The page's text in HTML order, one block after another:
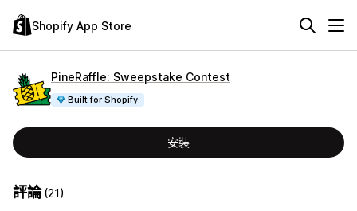
Shopify App Store
PineRaffle: Sweepstake Contest
Built for Shopify
安裝
評論(21)